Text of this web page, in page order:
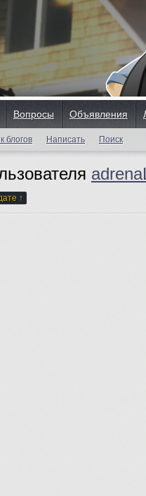
Вопросы Объявления
блогов Написать Поиск
↑